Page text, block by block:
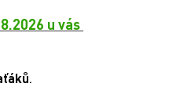
u vás
.